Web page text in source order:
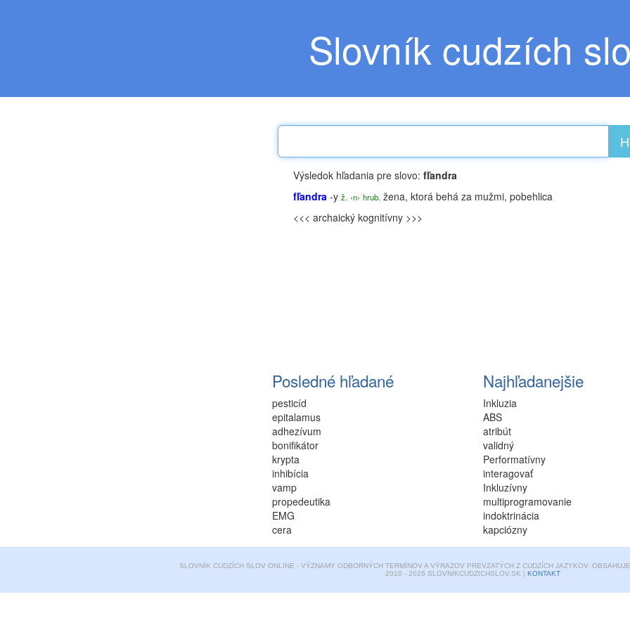
Slovník cudzích
Výsledok hľadania pre slovo: fľandra
fľandra -y ž. ‹n› hrub. žena, ktorá behá za mužmi, pobehlica
<<< archaický kognitívny >>>
Posledné hľadané
pesticíd
epitalamus
adhezívum
bonifikátor
krypta
inhibícia
vamp
propedeutika
EMG
cera
Najhľadanejšie
Inkluzia
ABS
atribút
validný
Performatívny
interagovať
Inkluzívny
multiprogramovanie
indoktrinácia
kapciózny
SLOVNÍK CUDZÍCH SLOV ONLINE - VÝZNAMY ODBORNÝCH TERMÍNOV A VÝRAZOV PREVZATÝCH Z CUDZÍCH JAZYKOV.
2010 - 2026 SLOVNIKCUDZICHSLOV.SK | KONTAKT